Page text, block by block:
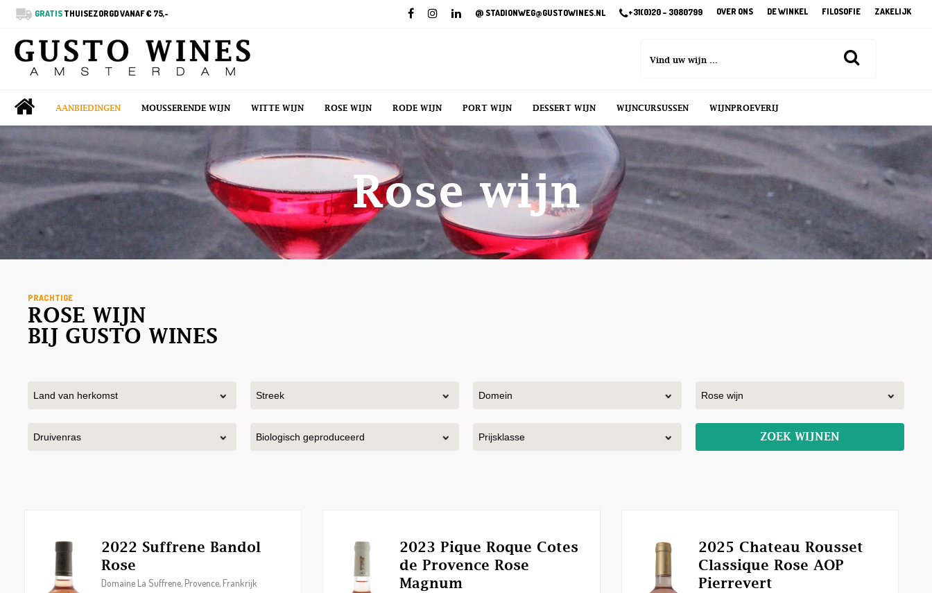
@ STADIONWEG@GUSTOWINES.NL +31(0)20 – 3080799 OVER ONS DE WINKEL FILOSOFIE ZAKELIJK
GRATIS THUISEZORGD VANAF € 75,-
AANBIEDINGEN MOUSSERENDE WIJN WITTE WIJN ROSE WIJN RODE WIJN PORT WIJN DESSERT WIJN WIJNCURSUSSEN WIJNPROEVERIJ
Rose wijn
PRACHTIGE
ROSE WIJN
BIJ GUSTO WINES
ZOEK WIJNEN
2022 Suffrene Bandol
Rose
Domaine La Suffrene, Provence, Frankrijk
2023 Pique Roque Cotes
de Provence Rose
Magnum
2025 Chateau Rousset
Classique Rose AOP
Pierrevert